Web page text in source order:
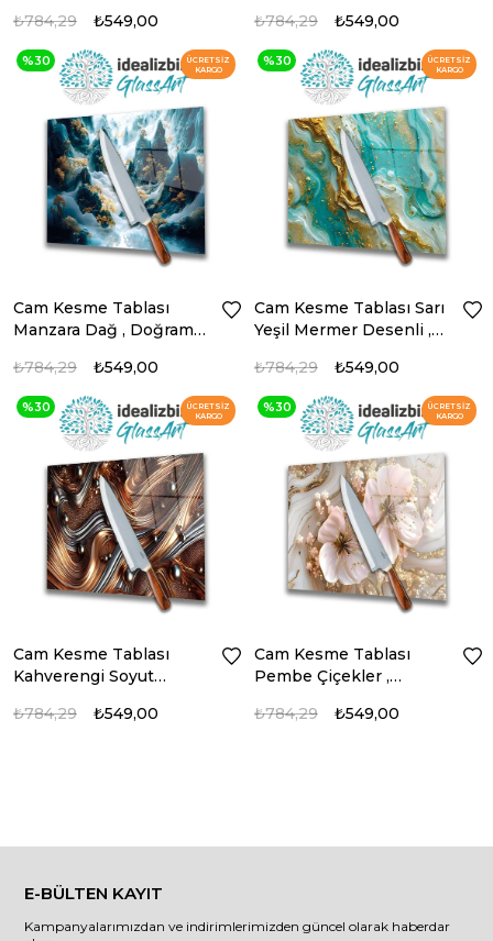
Sunum Tablası
₺549,00
₺784,29 ₺549,00
₺784,29
Cam Kesme Tablası
Manzara Dağ , Doğrama
₺549,00
₺784,29
%30
ÜCRETSIZ
KARGO
Cam Kesme Tablası Sarı
Yeşil Mermer Desenli ,
Sunum Tablası
₺549,00
₺784,29
%30
ÜCRETSIZ
KARGO
Cam Kesme Tablası
Kahverengi Soyut
Doğrama Tahtası ,
₺549,00
₺784,29
%30
ÜCRETSIZ
KARGO
Cam Kesme Tablası
Pembe Çiçekler ,
Sunum Tablası
₺549,00
₺784,29
%30
ÜCRETSIZ
KARGO
E-BÜLTEN KAYIT
Kampanyalarımızdan ve indirimlerimizden güncel olarak haberdar